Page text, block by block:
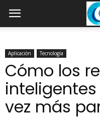
Aplicación Tecnología
Cómo los
vez más